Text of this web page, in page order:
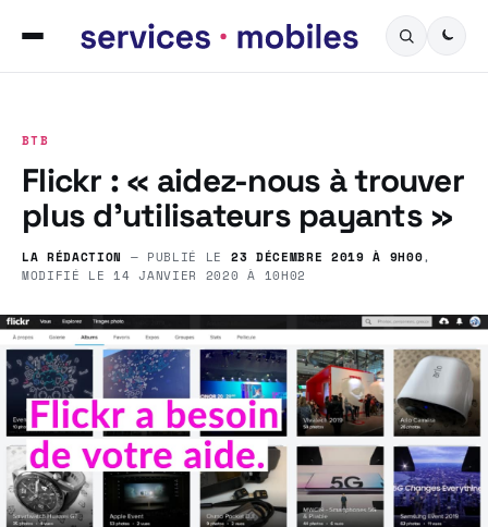
BTB
Flickr : « aidez-nous à trouver
plus d’utilisateurs payants »
LA RÉDACTION — PUBLIÉ LE 23 DÉCEMBRE 2019 À 9H00,
MODIFIÉ LE14 JANVIER 2020 À 10H02